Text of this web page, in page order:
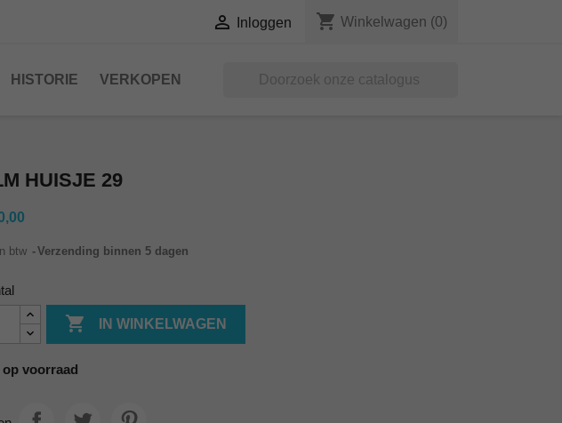
 Inloggen shopping_cart Winkelwagen (0)
HISTORIE VERKOPEN
HUISJE 29
btw Verzending binnen 5 dagen
 IN WINKELWAGEN
op voorraad